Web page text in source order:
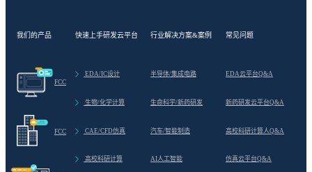
我们的产品
FCC
FCC
快速上手研发云平台
> EDA/IC设计
> 生物/化学计算
> CAE/CFD仿真
> 高校科研计算
行业解决方案&案例
半导体/集成电路
生命科学/新药研发
汽车/智能制造
AI人工智能
常见问题
EDA云平台Q&A
新药研发云平台Q&A
高校科研计算人Q&A
仿真云平台Q&A